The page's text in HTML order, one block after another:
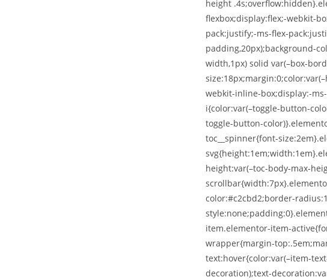
height
flexbox;display:flex;-webkit-
pack:justify;-ms-flex-
padding,20px);background-
width,1px) solid var(–box-
webkit-inline-box;display:-
i{color:var(–toggle-button-
toggle-button-
toc__spinner{font-
height:var(–toc-body-max-
color:#c2cbd2;border-
item.elementor-item-
wrapper{margin-
text:hover{color:var(–item-
decoration);text-